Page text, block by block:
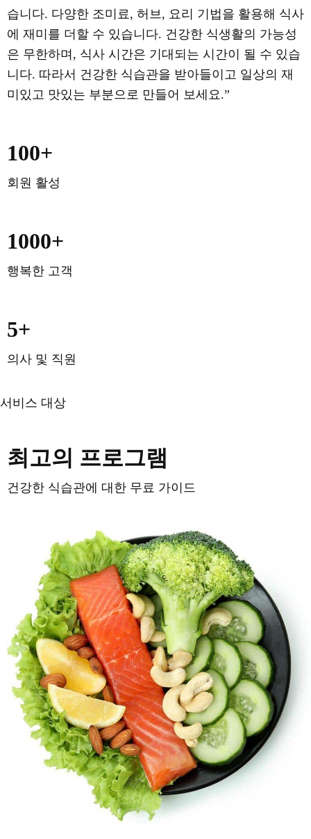
습니다. 다양한 조미료, 허브, 요리 기법을 활용해 식사
에 재미를 더할 수 있습니다. 건강한 식생활의 가능성
은 무한하며, 식사 시간은 기대되는 시간이 될 수 있습
니다. 따라서 건강한 식습관을 받아들이고 일상의 재
미있고 맛있는 부분으로 만들어 보세요.”
100+
회원 활성
1000+
행복한 고객
5+
의사 및 직원
서비스 대상
최고의 프로그램
건강한 식습관에 대한 무료 가이드